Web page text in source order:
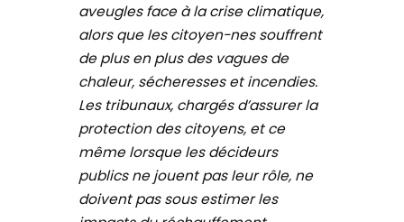
aveugles face à la crise climatique,
alors que les citoyen-nes souffrent
de plus en plus des vagues de
chaleur, sécheresses et incendies.
Les tribunaux, chargés d’assurer la
protection des citoyens, et ce
même lorsque les décideurs
publics ne jouent pas leur rôle, ne
doivent pas sous estimer les